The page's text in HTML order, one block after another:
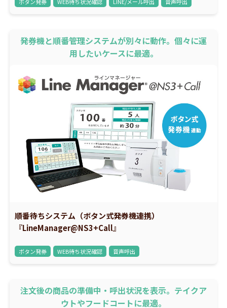
発券機と順番管理システムが別々に動作。個々に運
用したいケースに最適。
順番待ちシステム（ボタン式発券機連携）
『LineManager@NS3+Call』
ボタン発券 WEB待ち状況確認 音声呼出
注文後の商品の準備中・呼出状況を表示。テイクア
ウトやフードコートに最適。